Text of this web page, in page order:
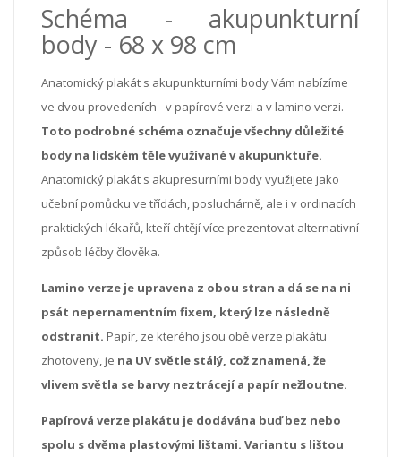
Schéma - akupunkturní
body - 68 x 98 cm
Anatomický plakát s akupunkturními body Vám nabízíme
ve dvou provedeních - v papírové verzi a v lamino verzi.
Toto podrobné schéma označuje všechny důležité
body na lidském těle využívané v akupunktuře.
Anatomický plakát s akupresurními body využijete jako
učební pomůcku ve třídách, posluchárně, ale i v ordinacích
praktických lékařů, kteří chtějí více prezentovat alternativní
způsob léčby člověka.
Lamino verze je upravena z obou stran a dá se na ni
psát nepernamentním fixem, který lze následně
odstranit. Papír, ze kterého jsou obě verze plakátu
zhotoveny, je na UV světle stálý, což znamená, že
vlivem světla se barvy neztrácejí a papír nežloutne.
Papírová verze plakátu je dodávána buď bez nebo
spolu s dvěma plastovými lištami. Variantu s lištou